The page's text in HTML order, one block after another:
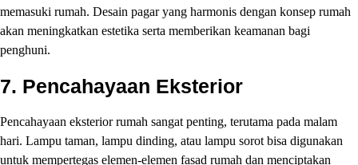
memasuki rumah. Desain pagar yang harmonis dengan konsep rumah
akan meningkatkan estetika serta memberikan keamanan bagi
penghuni.
7. Pencahayaan Eksterior
Pencahayaan eksterior rumah sangat penting, terutama pada malam
hari. Lampu taman, lampu dinding, atau lampu sorot bisa digunakan
untuk mempertegas elemen-elemen fasad rumah dan menciptakan